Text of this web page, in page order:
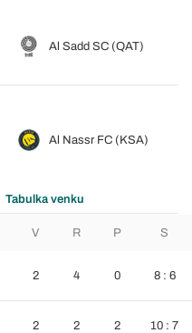
Al Sadd SC (QAT)
Al Nassr FC (KSA)
Tabulka venku
V R P S
2 4 0 8 : 6
2 2 2 10 : 7